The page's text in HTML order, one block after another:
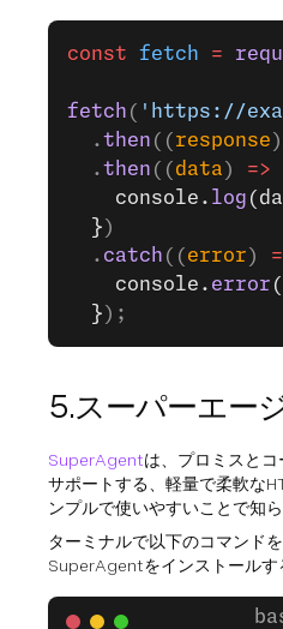
const fetch =
fetch ( 'https://
  .
then (( response
  .
then (( data ) =>
    console.
log
  }
)
  .
catch (( error )
    console.
error
  }
);
5.スーパーエー
SuperAgentは、プロミスと
サポートする、軽量で柔軟な
ンプルで使いやすいことで知ら
ターミナルで以下のコマンド
SuperAgentをインストールす